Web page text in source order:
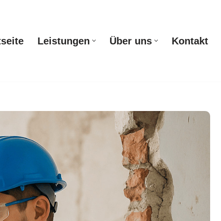
Leistungen Über uns Kontakt
Startseite Leistungen Über uns Kontakt